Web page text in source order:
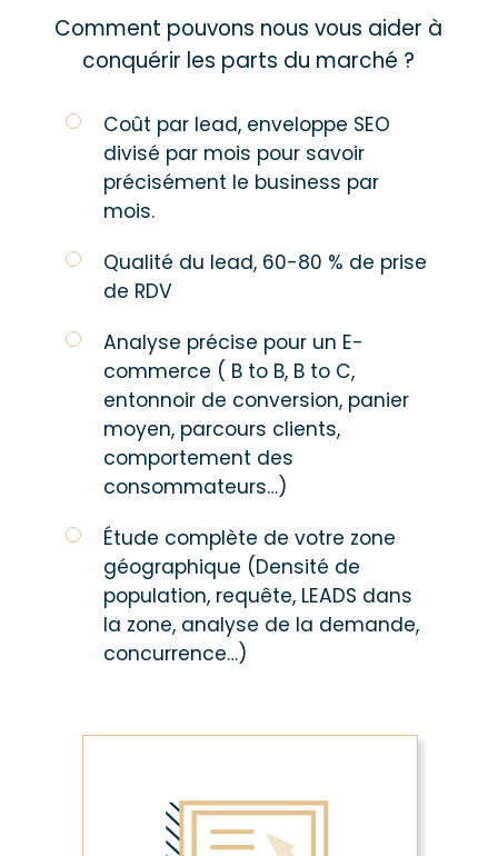
Comment pouvons nous vous aider à
conquérir les parts du marché ?
Coût par lead, enveloppe SEO
divisé par mois pour savoir
précisément le business par
mois.
Qualité du lead, 60-80 % de prise
de RDV
Analyse précise pour un E-
commerce ( B to B, B to C,
entonnoir de conversion, panier
moyen, parcours clients,
comportement des
consommateurs…)
Étude complète de votre zone
géographique (Densité de
population, requête, LEADS dans
la zone, analyse de la demande,
concurrence…)